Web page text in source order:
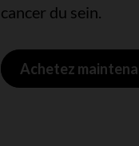
cancer du sein.
Achetez